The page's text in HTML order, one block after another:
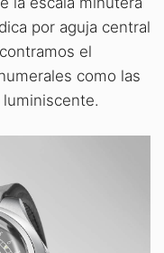
por aguja central
el
como las